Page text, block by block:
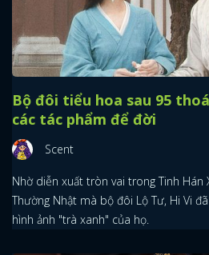
Bộ đôi tiểu hoa sau 95
các tác phẩm để đời
Scent
Nhờ diễn xuất tròn vai trong Tinh Hán
Thường Nhật mà bộ đôi Lộ Tư, Hi Vi
hình ảnh "trà xanh" của họ.